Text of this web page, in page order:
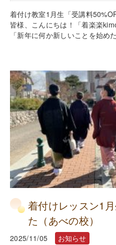
着付け教室1月生「受講料
皆様、こんにちは！「着楽楽
「新年に何か新しいことを始め
着付けレッスン1
た（あべの校）
2025/11/05 お知らせ